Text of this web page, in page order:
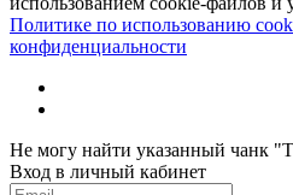
Политике по использованию
конфиденциальности
Не могу найти указанный чанк
Вход в личный кабинет